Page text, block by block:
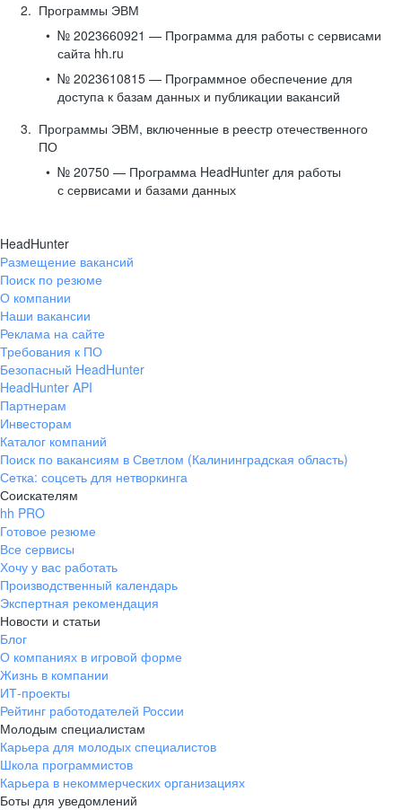
Программы ЭВМ
№ 2023660921 — Программа для работы с сервисами
сайта hh.ru
№ 2023610815 — Программное обеспечение для
доступа к базам данных и публикации вакансий
Программы ЭВМ, включенные в реестр отечественного
ПО
№ 20750 — Программа HeadHunter для работы
с сервисами и базами данных
HeadHunter
Размещение вакансий
Поиск по резюме
О компании
Наши вакансии
Реклама на сайте
Требования к ПО
Безопасный HeadHunter
HeadHunter API
Партнерам
Инвесторам
Каталог компаний
Поиск по вакансиям в Светлом (Калининградская область)
Сетка: соцсеть для нетворкинга
Соискателям
hh PRO
Готовое резюме
Все сервисы
Хочу у вас работать
Производственный календарь
Экспертная рекомендация
Новости и статьи
Блог
О компаниях в игровой форме
Жизнь в компании
ИТ-проекты
Рейтинг работодателей России
Молодым специалистам
Карьера для молодых специалистов
Школа программистов
Карьера в некоммерческих организациях
Боты для уведомлений